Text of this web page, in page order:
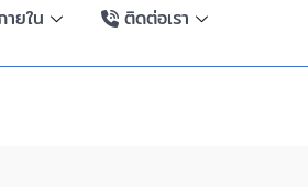
ยใน ติดต่อเรา